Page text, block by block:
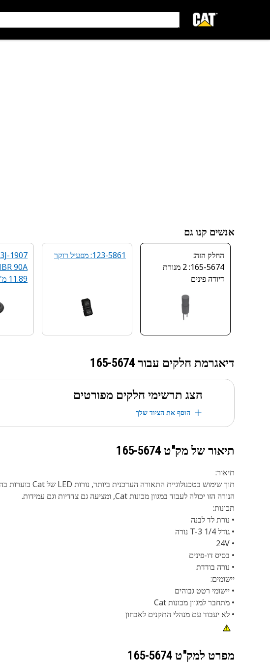
אנשים קנו גם
החלק הזה:
165-5674: 2 מנורת
דיודה פינים
123-5861: מפעיל רוקר
11.89 מ"מ
דיאגרמת חלקים עבור 165-5674
הצג תרשימי חלקים מפורטים
הוסף את הציוד שלך
תיאור של מק"ט 165-5674
תיאור:
תוך שימוש בטכנולוגיית התאורה העדכנית ביותר, נורות LED של Cat בוערות בהיר וצריכת חשמל נמוכה מאוד.
הנורה הזו יכולה לעבוד במגוון מכונות Cat, ומציעה גם צדדיות וגם עמידות.
תכונות:
• נורת לד לבנה
• גודל T-3 1/4 נורה
• 24V
• בסיס דו-פינים
• נורה בודדת
יישומים:
• יישומי רטט גבוהים
• מתחבר למגוון מכונות Cat
• לא יעבוד עם מנהלי התקנים לאבחון
מפרט למק"ט 165-5674